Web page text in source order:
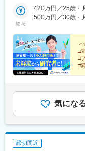
賀県、静岡県、愛
（月6万7000円ま
中外製薬工業株
舘工場株式会社カ
会社中外医科学研
株式会社理研ジェ
株式会社株式会社
でスキルを伸ばし
給与
420万円／25歳・
500万円／30歳・
＜
□
□
□
気にな
締切間近